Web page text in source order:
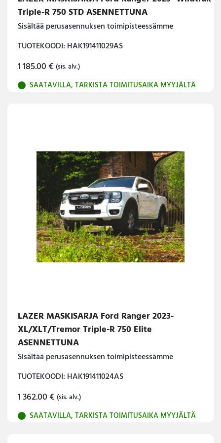
Triple-R 750 STD ASENNETTUNA
Sisältää perusasennuksen toimipisteessämme
TUOTEKOODI: HAK191411029AS
1 185.00€ (sis. alv.)
SAATAVILLA, TARKISTA TOIMITUSAIKA MYYJÄLTÄ
LAZER MASKISARJA Ford Ranger 2023-
XL/XLT/Tremor Triple-R 750 Elite
ASENNETTUNA
Sisältää perusasennuksen toimipisteessämme
TUOTEKOODI: HAK191411024AS
1 362.00€ (sis. alv.)
SAATAVILLA, TARKISTA TOIMITUSAIKA MYYJÄLTÄ